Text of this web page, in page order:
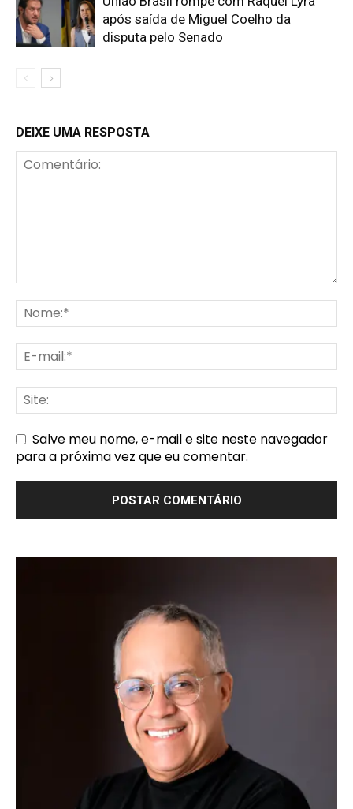
após saída de Miguel Coelho da
disputa pelo Senado
DEIXE UMA RESPOSTA
Salve meu nome, e-mail e site neste navegador
para a próxima vez que eu comentar.